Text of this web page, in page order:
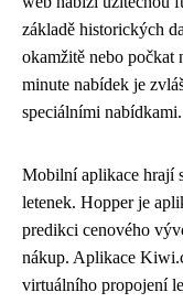
základě historických
okamžitě nebo počkat
minute nabídek je
speciálními nabídkami.
Mobilní aplikace hrají
letenek. Hopper je
predikci cenového
nákup. Aplikace
virtuálního propojení